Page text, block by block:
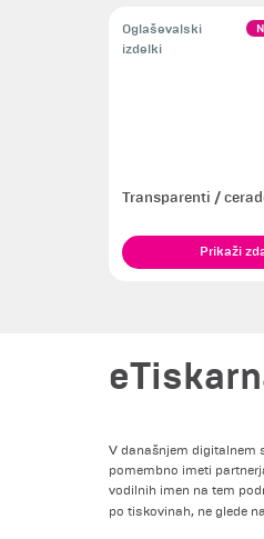
Oglaševalski
izdelki
Transparenti /
Prikaži
V današnjem digitalnem
pomembno imeti
vodilnih imen na tem
po tiskovinah, ne glede